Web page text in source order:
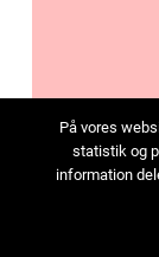
På vores
statistik og
information